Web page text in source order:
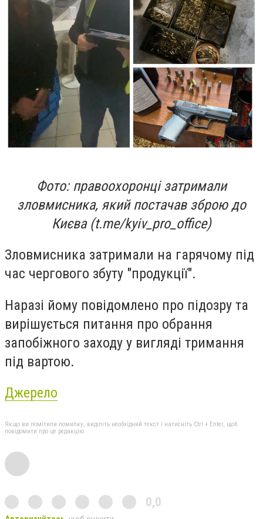
Фото: правоохоронці затримали
зловмисника, який постачав зброю до
Києва (t.me/kyiv_pro_office)
Зловмисника затримали на гарячому під
час чергового збуту "продукції".
Наразі йому повідомлено про підозру та
вирішується питання про обрання
запобіжного заходу у вигляді тримання
під вартою.
Джерело
Якщо ви помітили помилку, виділіть необхідний текст і натисніть Ctrl + Enter, щоб
повідомити про це редакцію
0,0